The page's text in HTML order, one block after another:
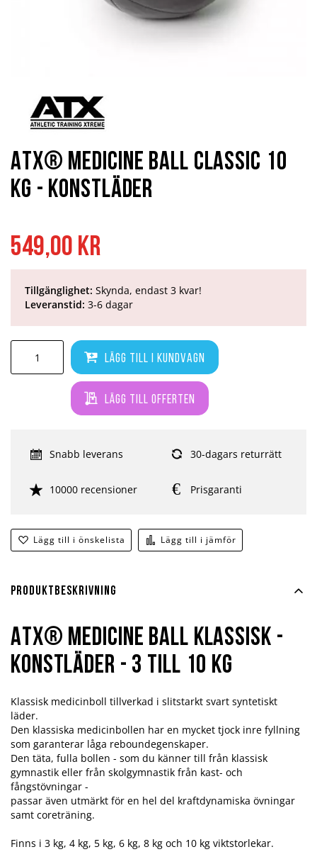
549,00 kr
Lägg till i kundvagn
Lägg till offerten
Lägg till i önskelista Lägg till i jämför
Tillgänglighet: Skynda, endast 3 kvar!
Leveranstid: 3-6 dagar
Snabb leverans 30-dagars returrätt
10000 recensioner Prisgaranti
ATX® Medicine Ball Classic 10
kg - Konstläder
början
bildgalleriet
Produktbeskrivning
ATX® Medicine Ball Klassisk -
Konstläder - 3 till 10 kg
Klassisk medicinboll tillverkad i slitstarkt svart syntetiskt
läder.
Den klassiska medicinbollen har en mycket tjock inre fyllning
som garanterar låga reboundegenskaper.
Den täta, fulla bollen - som du känner till från klassisk
gymnastik eller från skolgymnastik från kast- och
fångstövningar -
passar även utmärkt för en hel del kraftdynamiska övningar
samt coreträning.
Finns i 3 kg, 4 kg, 5 kg, 6 kg, 8 kg och 10 kg viktstorlekar.